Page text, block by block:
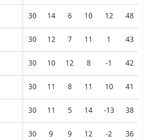
30 14 6 10 12 48
30 12 7 11 1 43
30 10 12 8 -1 42
30 11 8 11 10 41
30 11 5 14 -13 38
30 9 9 12 -2 36